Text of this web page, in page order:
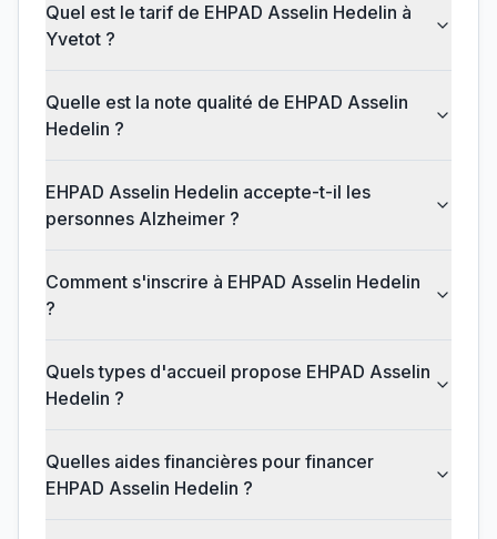
Quel est le tarif de EHPAD Asselin Hedelin à
Yvetot ?
Quelle est la note qualité de EHPAD Asselin
Hedelin ?
EHPAD Asselin Hedelin accepte-t-il les
personnes Alzheimer ?
Comment s'inscrire à EHPAD Asselin Hedelin
?
Quels types d'accueil propose EHPAD Asselin
Hedelin ?
Quelles aides financières pour financer
EHPAD Asselin Hedelin ?